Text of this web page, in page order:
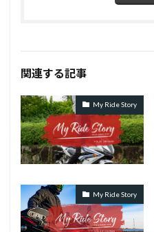
関連する記事
My Ride Story
My Ride Story